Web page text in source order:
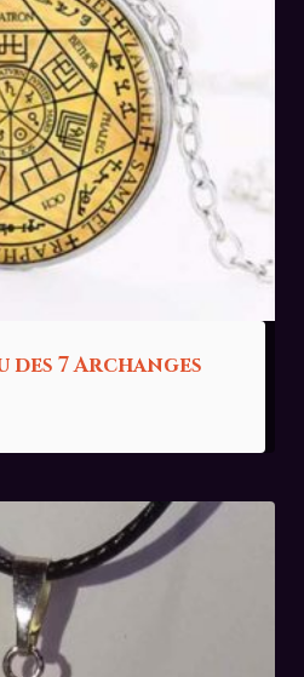
des 7 Archanges